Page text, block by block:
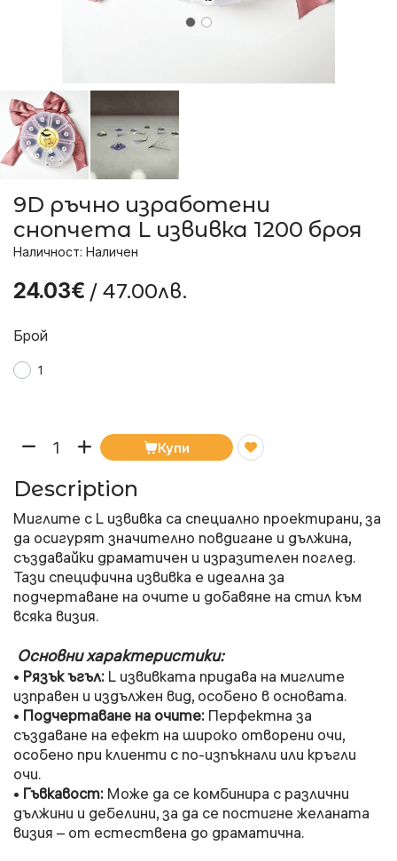
9D ръчно изработени
снопчета L извивка 1200 броя
Наличност: Наличен
24.03€ / 47.00лв.
Брой
1
Купи
Description
Миглите с L извивка са специално проектирани, за
да осигурят значително повдигане и дължина,
създавайки драматичен и изразителен поглед.
Тази специфична извивка е идеална за
подчертаване на очите и добавяне на стил към
всяка визия.
Основни характеристики:
• Рязък ъгъл: L извивката придава на миглите
изправен и издължен вид, особено в основата.
• Подчертаване на очите: Перфектна за
създаване на ефект на широко отворени очи,
особено при клиенти с по-изпъкнали или кръгли
очи.
• Гъвкавост: Може да се комбинира с различни
дължини и дебелини, за да се постигне желаната
визия – от естествена до драматична.